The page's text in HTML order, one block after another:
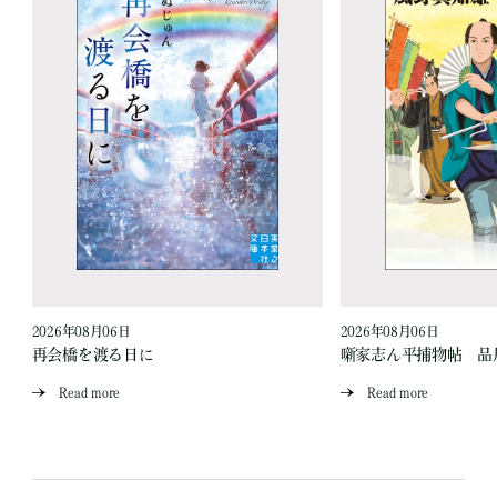
2026年08月06日
再会橋を渡る日に
Read more
2026年08月06日
噺家志ん平捕物帖 品
Read more